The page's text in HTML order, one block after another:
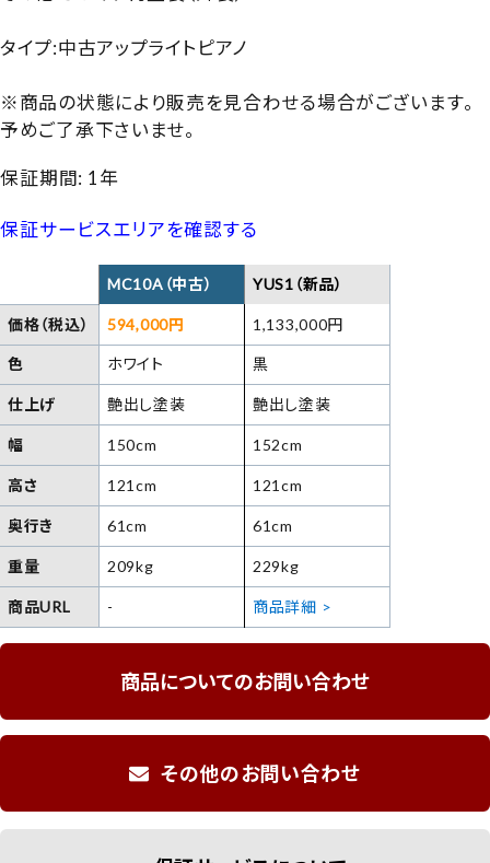
タイプ:中古アップライトピアノ
※商品の状態により販売を見合わせる場合がございます。
予めご了承下さいませ。
保証期間: 1年
保証サービスエリアを確認する
MC10A（中古） YUS1（新品）
価格（税込） 594,000円 1,133,000円
色 ホワイト 黒
仕上げ 艶出し塗装 艶出し塗装
幅 150cm 152cm
高さ 121cm 121cm
奥行き 61cm 61cm
重量 209kg 229kg
商品URL - 商品詳細 >
商品についてのお問い合わせ
その他のお問い合わせ